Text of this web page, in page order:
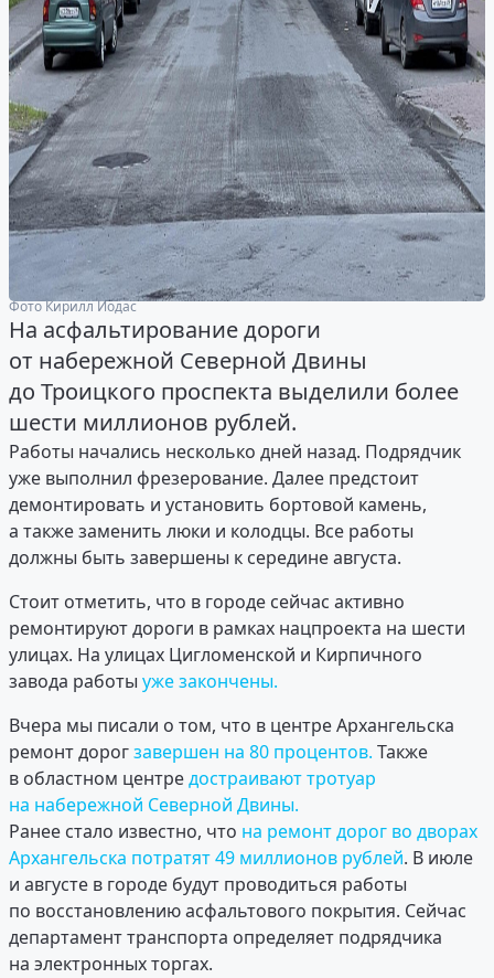
Фото Кирилл Иодас
На асфальтирование дороги
от набережной Северной Двины
до Троицкого проспекта выделили более
шести миллионов рублей.
Работы начались несколько дней назад. Подрядчик
уже выполнил фрезерование. Далее предстоит
демонтировать и установить бортовой камень,
а также заменить люки и колодцы. Все работы
должны быть завершены к середине августа.
Стоит отметить, что в городе сейчас активно
ремонтируют дороги в рамках нацпроекта на шести
улицах. На улицах Цигломенской и Кирпичного
завода работы уже закончены.
Вчера мы писали о том, что в центре Архангельска
ремонт дорогзавершен на 80 процентов. Также
в областном центредостраивают тротуар
на набережной Северной Двины.
Ранее стало известно, что на ремонт дорог во дворах
Архангельска потратят 49 миллионов рублей. В июле
и августе в городе будут проводиться работы
по восстановлению асфальтового покрытия. Сейчас
департамент транспорта определяет подрядчика
на электронных торгах.